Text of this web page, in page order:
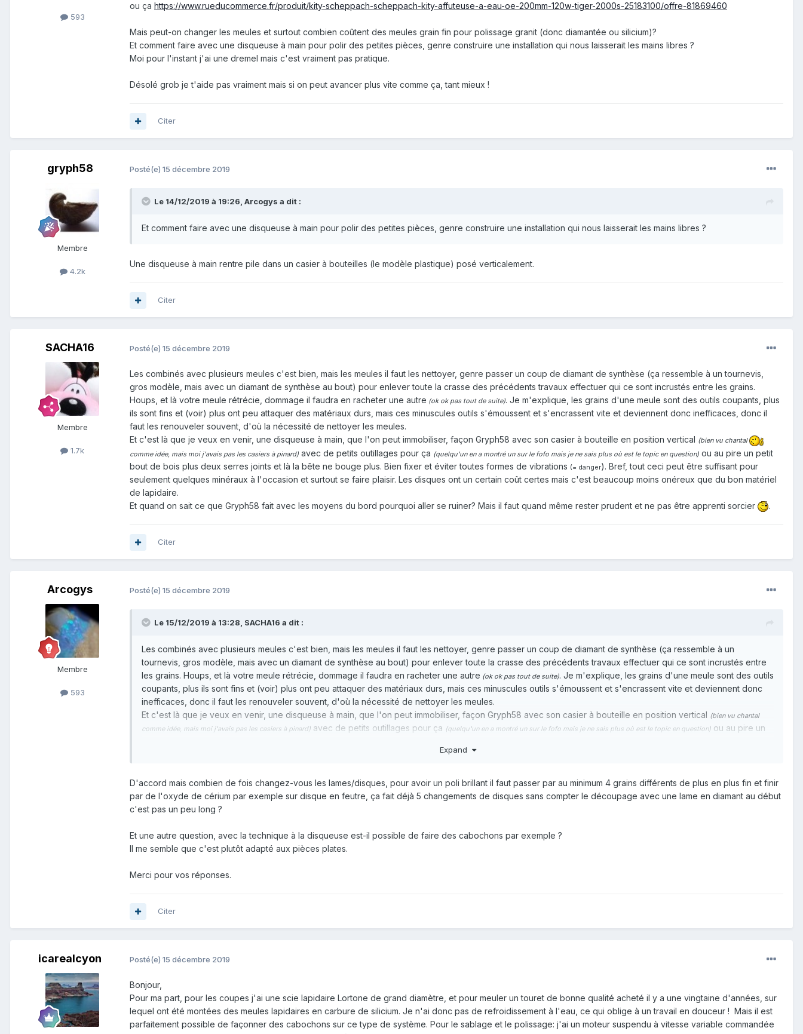
593
ou ça https://www.rueducommerce.fr/produit/kity-scheppach-scheppach-kity-affuteuse-a-eau-oe-200mm-120w-tiger-2000s-25183100/offre-81869460
Mais peut-on changer les meules et surtout combien coûtent des meules grain fin pour polissage granit (donc diamantée ou silicium)?
Et comment faire avec une disqueuse à main pour polir des petites pièces, genre construire une installation qui nous laisserait les mains libres ?
Moi pour l'instant j'ai une dremel mais c'est vraiment pas pratique.
Désolé grob je t'aide pas vraiment mais si on peut avancer plus vite comme ça, tant mieux !
Citer
gryph58
Membre
4.2k
Posté(e) 15 décembre 2019
Le 14/12/2019 à 19:26, Arcogys a dit :
Et comment faire avec une disqueuse à main pour polir des petites pièces, genre construire une installation qui nous laisserait les mains libres ?
Une disqueuse à main rentre pile dans un casier à bouteilles (le modèle plastique) posé verticalement.
Citer
SACHA16
Membre
1.7k
Posté(e) 15 décembre 2019
Les combinés avec plusieurs meules c'est bien, mais les meules il faut les nettoyer, genre passer un coup de diamant de synthèse (ça ressemble à un tournevis,
gros modèle, mais avec un diamant de synthèse au bout) pour enlever toute la crasse des précédents travaux effectuer qui ce sont incrustés entre les grains.
Houps, et là votre meule rétrécie, dommage il faudra en racheter une autre (ok ok pas tout de suite). Je m'explique, les grains d'une meule sont des outils coupants, plus
ils sont fins et (voir) plus ont peu attaquer des matériaux durs, mais ces minuscules outils s'émoussent et s'encrassent vite et deviennent donc inefficaces, donc il
faut les renouveler souvent, d'où la nécessité de nettoyer les meules.
Et c'est là que je veux en venir, une disqueuse à main, que l'on peut immobiliser, façon Gryph58 avec son casier à bouteille en position vertical (bien vu chantal
comme idée, mais moi j'avais pas les casiers à pinard) avec de petits outillages pour ça (quelqu'un en a montré un sur le fofo mais je ne sais plus où est le topic en question) ou au pire un petit
bout de bois plus deux serres joints et là la bête ne bouge plus. Bien fixer et éviter toutes formes de vibrations (= danger). Bref, tout ceci peut être suffisant pour
seulement quelques minéraux à l'occasion et surtout se faire plaisir. Les disques ont un certain coût certes mais c'est beaucoup moins onéreux que du bon matériel
de lapidaire.
Et quand on sait ce que Gryph58 fait avec les moyens du bord pourquoi aller se ruiner? Mais il faut quand même rester prudent et ne pas être apprenti sorcier
.
Citer
Arcogys
Membre
593
Posté(e) 15 décembre 2019
Le 15/12/2019 à 13:28, SACHA16 a dit :
Les combinés avec plusieurs meules c'est bien, mais les meules il faut les nettoyer, genre passer un coup de diamant de synthèse (ça ressemble à un
tournevis, gros modèle, mais avec un diamant de synthèse au bout) pour enlever toute la crasse des précédents travaux effectuer qui ce sont incrustés entre
les grains. Houps, et là votre meule rétrécie, dommage il faudra en racheter une autre (ok ok pas tout de suite). Je m'explique, les grains d'une meule sont des outils
coupants, plus ils sont fins et (voir) plus ont peu attaquer des matériaux durs, mais ces minuscules outils s'émoussent et s'encrassent vite et deviennent donc
inefficaces, donc il faut les renouveler souvent, d'où la nécessité de nettoyer les meules.
Et c'est là que je veux en venir, une disqueuse à main, que l'on peut immobiliser, façon Gryph58 avec son casier à bouteille en position vertical (bien vu chantal
comme idée, mais moi j'avais pas les casiers à pinard) avec de petits outillages pour ça (quelqu'un en a montré un sur le fofo mais je ne sais plus où est le topic en question) ou au pire un
pour seulement quelques minéraux à l'occasion et surtout se faire plaisir. Les disques ont un certain coût certes mais c'est beaucoup moins onéreux que du
Et quand on sait ce que Gryph58 fait avec les moyens du bord pourquoi aller se ruiner? Mais il faut quand même rester prudent et ne pas être apprenti sorcier .
Expand
D'accord mais combien de fois changez-vous les lames/disques, pour avoir un poli brillant il faut passer par au minimum 4 grains différents de plus en plus fin et finir
par de l'oxyde de cérium par exemple sur disque en feutre, ça fait déjà 5 changements de disques sans compter le découpage avec une lame en diamant au début
c'est pas un peu long ?
Et une autre question, avec la technique à la disqueuse est-il possible de faire des cabochons par exemple ?
Il me semble que c'est plutôt adapté aux pièces plates.
Merci pour vos réponses.
Citer
icarealcyon Posté(e) 15 décembre 2019
Bonjour,
Pour ma part, pour les coupes j'ai une scie lapidaire Lortone de grand diamètre, et pour meuler un touret de bonne qualité acheté il y a une vingtaine d'années, sur
lequel ont été montées des meules lapidaires en carbure de silicium. Je n'ai donc pas de refroidissement à l'eau, ce qui oblige à un travail en douceur ! Mais il est
parfaitement possible de façonner des cabochons sur ce type de système. Pour le sablage et le polissage: j'ai un moteur suspendu à vitesse variable commandée